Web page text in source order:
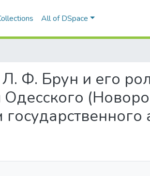
All of DSpace
Ф. Брун и его